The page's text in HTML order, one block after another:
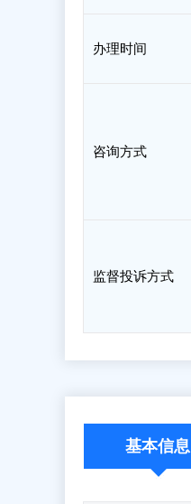
办理时间
咨询方式
监督投诉方式
基本信息